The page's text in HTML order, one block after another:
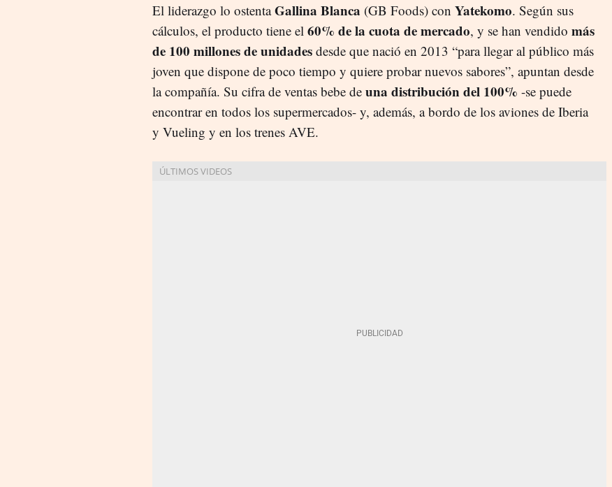
El liderazgo lo ostentaGallina Blanca (GB Foods) con Yatekomo. Según sus
cálculos, el producto tiene el 60% de la cuota de mercado, y se han vendido más
de 100 millones de unidades desde que nació en 2013 “para llegar al público más
joven que dispone de poco tiempo y quiere probar nuevos sabores”, apuntan desde
la compañía. Su cifra de ventas bebe de una distribución del 100% -se puede
encontrar en todos los supermercados- y, además, a bordo de los aviones de Iberia
y Vueling y en los trenes AVE.